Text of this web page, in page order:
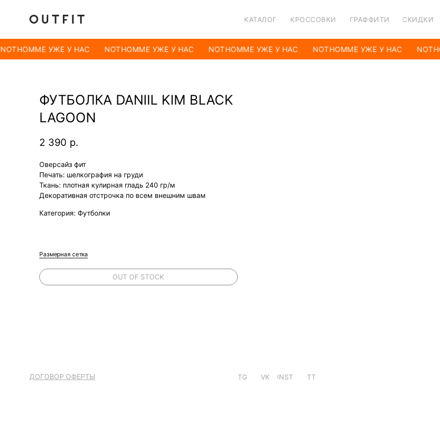
КАТАЛОГ КРОССОВКИ ГРАФФИТИ СКИДКИ
УЖЕ У НАС NOTHOMME УЖЕ У НАС NOTHOMME УЖЕ У НАС NOTHOMME УЖЕ У НАС
ФУТБОЛКА DANIIL KIM BLACK
LAGOON
2 390 р.
Размерная сетка
OUT OF STOCK
Оверсайз фит
Печать: шелкография на груди
Ткань: плотная кулирная гладь 240 гр/м
Декоративная отстрочка по всем внешним швам
Категория: Футболки
ДОГОВОР ОФЕРТЫ TG INST
VK TT